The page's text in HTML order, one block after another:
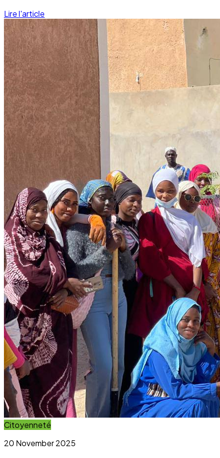
Citoyenneté
20 November 2025
Projet Parcours Citoyen : La campagne de
reboisement d’arbres dépasse ses objectifs
Lire l'article
Immersion Visuelle
Galerie Photos
Parcourez notre galerie photo pour voir l'impact concret
de nos projets au sein des communautés. Une image vaut
mille mots.
Voir la Galerie Photos